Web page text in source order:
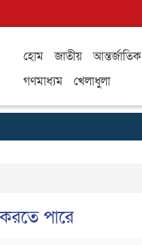
হোম জাতীয় আন্তর্জাতিক
গণমাধ্যম
খেলাধুলা
পারে